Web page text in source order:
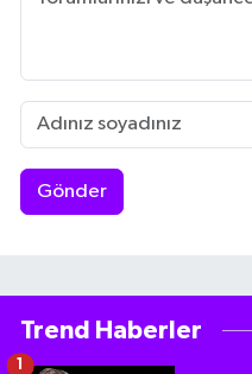
Gönder
Trend Haberler